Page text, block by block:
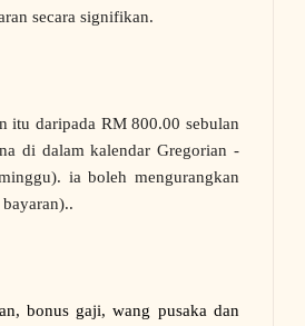
secara signifikan.
itu daripada RM 800.00 sebulan
di dalam kalendar Gregorian -
ia boleh mengurangkan
bonus gaji, wang pusaka dan